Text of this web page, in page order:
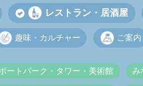
レストラン・居酒屋
趣味・カルチャー ご案内
ートパーク・タワー・美術館 み